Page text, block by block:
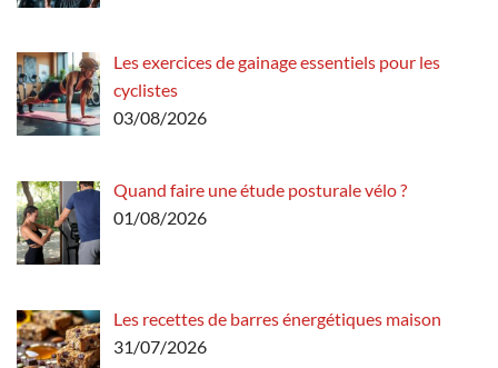
Les exercices de gainage essentiels pour les
cyclistes
03/08/2026
Quand faire une étude posturale vélo ?
01/08/2026
Les recettes de barres énergétiques maison
31/07/2026